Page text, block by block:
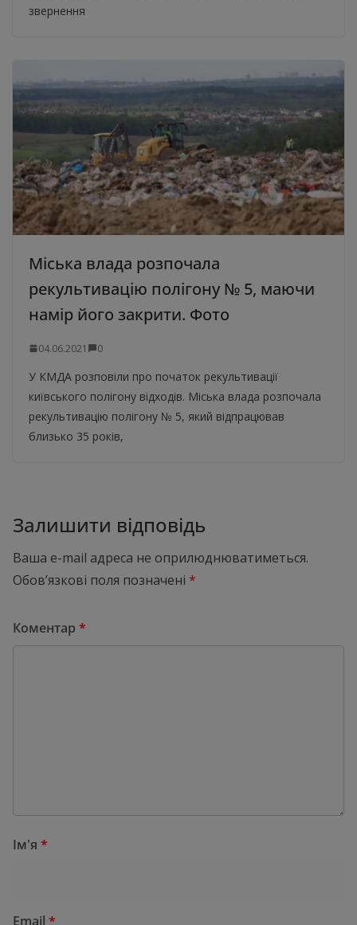
звернення
Міська влада розпочала
рекультивацію полігону № 5, маючи
намір його закрити. Фото
04.06.2021 0
У КМДА розповіли про початок рекультивації
київського полігону відходів. Міська влада розпочала
рекультивацію полігону № 5, який відпрацював
близько 35 років,
Залишити відповідь
Ваша e-mail адреса не оприлюднюватиметься.
Обов’язкові поля позначені *
Коментар *
Ім'я *
Email *